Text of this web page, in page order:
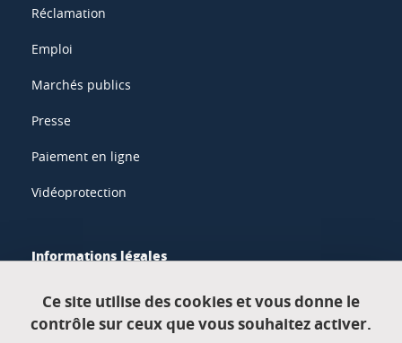
Réclamation
Emploi
Marchés publics
Presse
Paiement en ligne
Vidéoprotection
Informations légales
Données personnelles
Ce site utilise des cookies et vous donne le
contrôle sur ceux que vous souhaitez activer.